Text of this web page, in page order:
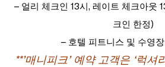
– 얼리 체크인 13시, 레이트 체크아웃
크인 한정)
– 호텔 피트니스 및 수영
**’매니피크’ 예약 고객은 ‘럭셔